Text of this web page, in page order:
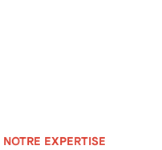
EXPERTISE